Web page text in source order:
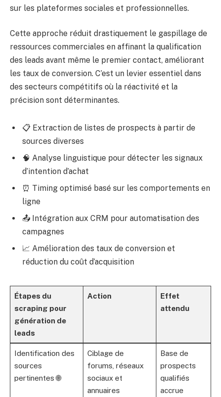
sur les plateformes sociales et professionnelles.
Cette approche réduit drastiquement le gaspillage de
ressources commerciales en affinant la qualification
des leads avant même le premier contact, améliorant
les taux de conversion. C’est un levier essentiel dans
des secteurs compétitifs où la réactivité et la
précision sont déterminantes.
📋 Extraction de listes de prospects à partir de
sources diverses
🧠 Analyse linguistique pour détecter les signaux
d’intention d’achat
⏰ Timing optimisé basé sur les comportements en
ligne
📤 Intégration aux CRM pour automatisation des
campagnes
📈 Amélioration des taux de conversion et
réduction du coût d’acquisition
Étapes du
scraping pour
génération de
leads
Action
Effet
attendu
Identification des
sources
pertinentes 🌐
Ciblage de
forums, réseaux
sociaux et
annuaires
Base de
prospects
qualifiés
accrue